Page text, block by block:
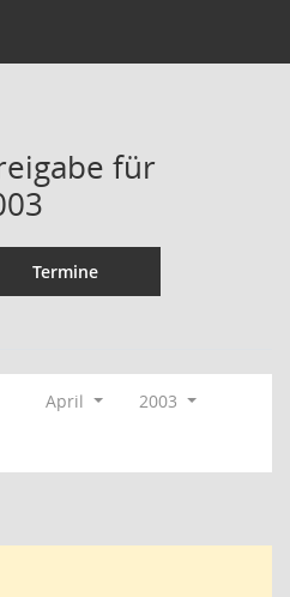
für
Termine
April
2003